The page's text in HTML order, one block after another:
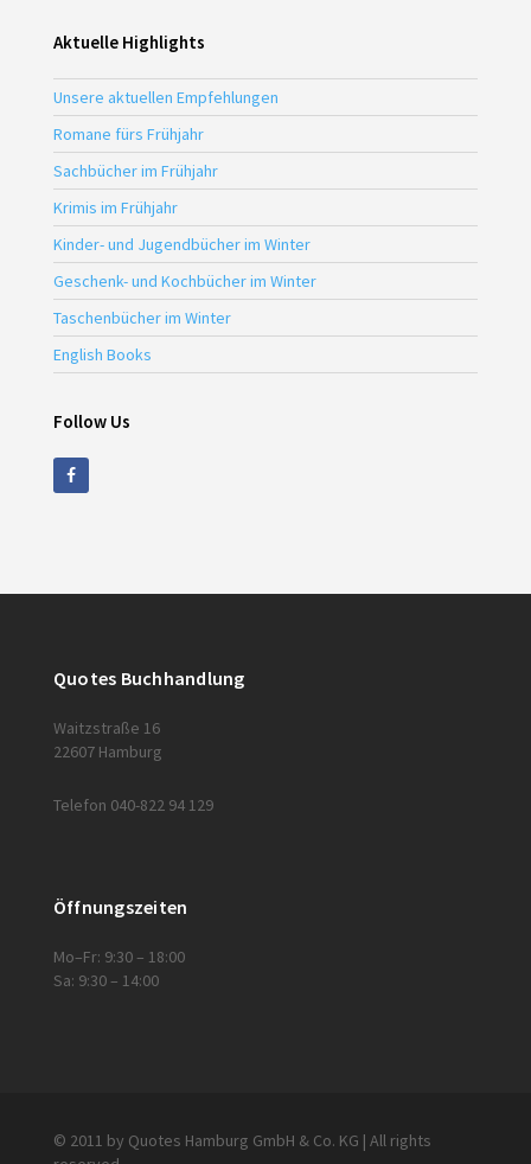
Aktuelle Highlights
Unsere aktuellen Empfehlungen
Romane fürs Frühjahr
Sachbücher im Frühjahr
Krimis im Frühjahr
Kinder- und Jugendbücher im Winter
Geschenk- und Kochbücher im Winter
Taschenbücher im Winter
English Books
Follow Us
Quotes Buchhandlung
Waitzstraße 16
22607 Hamburg
Telefon 040-822 94 129
Öffnungszeiten
Mo–Fr: 9:30 – 18:00
Sa: 9:30 – 14:00
© 2011 by Quotes Hamburg GmbH & Co. KG | All rights